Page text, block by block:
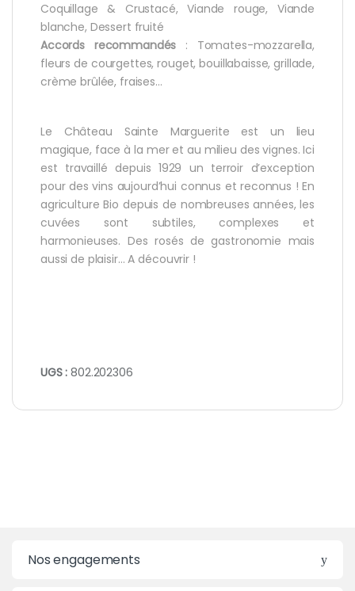
Coquillage & Crustacé, Viande rouge, Viande
blanche, Dessert fruité
Accords recommandés : Tomates-mozzarella,
fleurs de courgettes, rouget, bouillabaisse, grillade,
crème brûlée, fraises…
Le Château Sainte Marguerite est un lieu
magique, face à la mer et au milieu des vignes. Ici
est travaillé depuis 1929 un terroir d’exception
pour des vins aujourd’hui connus et reconnus ! En
agriculture Bio depuis de nombreuses années, les
cuvées sont subtiles, complexes et
harmonieuses. Des rosés de gastronomie mais
aussi de plaisir… A découvrir !
UGS :802.202306
Nos engagements